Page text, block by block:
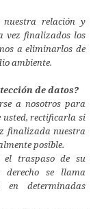
nuestra relación y
vez finalizados los
a eliminarlos de
ambiente.
de datos?
a nosotros para
usted, rectificarla si
finalizada nuestra
posible.
el traspaso de su
se llama
determinadas